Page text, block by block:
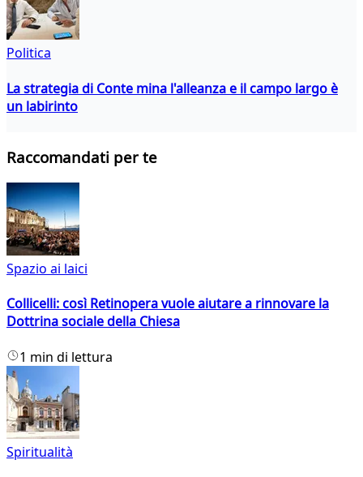
Politica
La strategia di Conte mina l'alleanza e il campo largo è
un labirinto
Raccomandati per te
Spazio ai laici
Collicelli: così Retinopera vuole aiutare a rinnovare la
Dottrina sociale della Chiesa
1 min di lettura
Spiritualità